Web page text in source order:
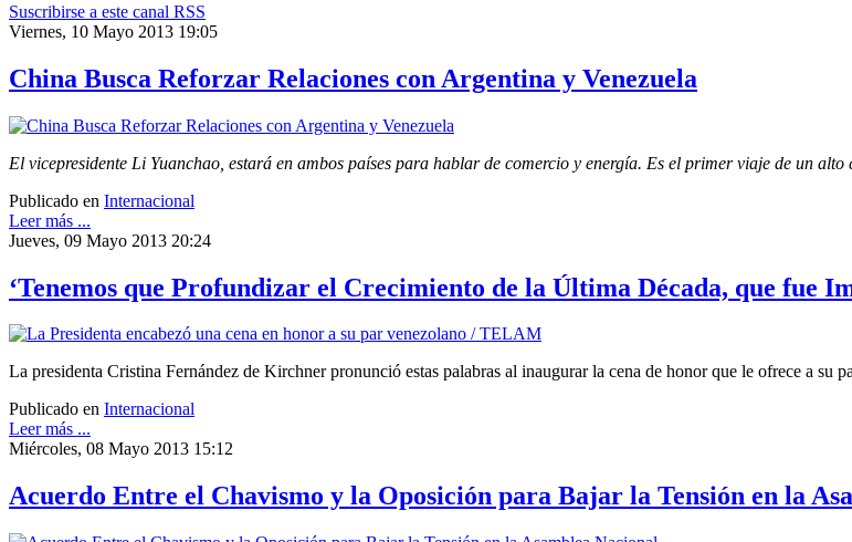
Suscribirse a este canal RSS
Viernes, 10 Mayo 2013 19:05
China Busca Reforzar Relaciones con Argentina y Venezuela
El vicepresidente Li Yuanchao, estará en ambos países para hablar de comercio y energía. Es el primer viaje de un
Publicado en Internacional
Leer más ...
Jueves, 09 Mayo 2013 20:24
‘Tenemos que Profundizar el Crecimiento de la Última Década, que fue
La presidenta Cristina Fernández de Kirchner pronunció estas palabras al inaugurar la cena de honor que le ofrece a su
Publicado en Internacional
Leer más ...
Miércoles, 08 Mayo 2013 15:12
Acuerdo Entre el Chavismo y la Oposición para Bajar la Tensión en la